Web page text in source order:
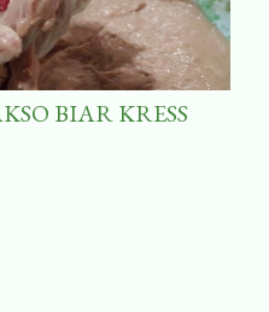
BIAR KRESS